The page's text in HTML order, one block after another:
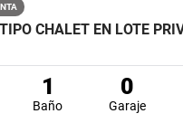
1
Baño
0
Garaje